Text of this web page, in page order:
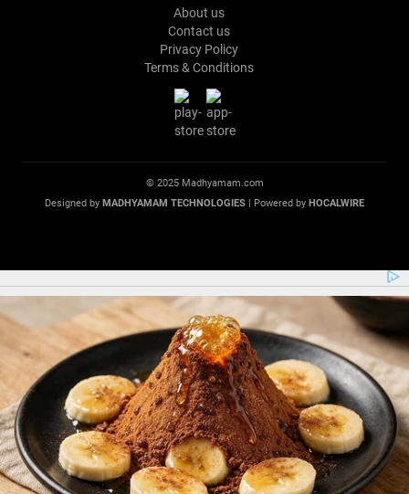
About us
Contact us
Privacy Policy
Terms & Conditions
© 2025 Madhyamam.com
Designed by MADHYAMAM TECHNOLOGIES | Powered by HOCALWIRE